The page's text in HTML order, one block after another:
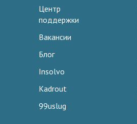
Центр
поддержки
Вакансии
Блог
Insolvo
Kadrout
99uslug